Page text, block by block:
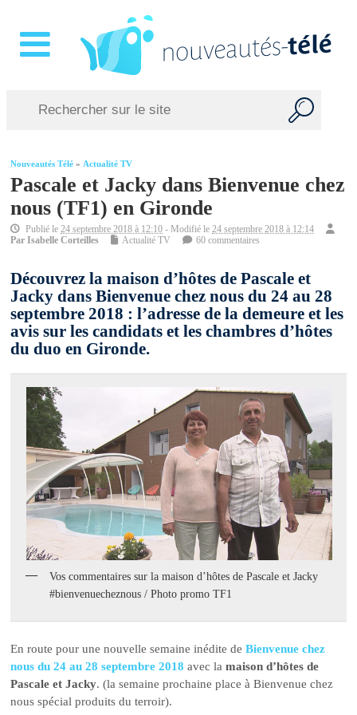
Nouveautés Télé »Actualité TV
Pascale et Jacky dans Bienvenue chez
nous (TF1) en Gironde
Publié le24 septembre 2018 à 12:10 - Modifié le24 septembre 2018 à 12:14
ParIsabelle Corteilles Actualité TV 60 commentaires
Découvrez la maison d’hôtes de Pascale et
Jacky dans Bienvenue chez nous du 24 au 28
septembre 2018 : l’adresse de la demeure et les
avis sur les candidats et les chambres d’hôtes
du duo en Gironde.
Vos commentaires sur la maison d’hôtes de Pascale et Jacky
#bienvenuecheznous / Photo promo TF1
En route pour une nouvelle semaine inédite deBienvenue chez
nous du 24 au 28 septembre 2018 avec lamaison d’hôtes de
Pascale et Jacky. (la semaine prochaine place à Bienvenue chez
nous spécial produits du terroir).